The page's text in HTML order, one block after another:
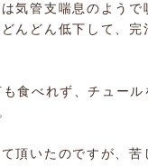
気管支喘息のようで
んどん低下して、完
食べれず、チュール
頂いたのですが、苦